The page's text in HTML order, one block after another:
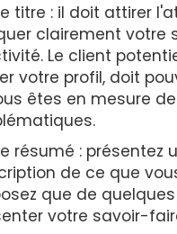
titre : il doit attirer
clairement votre
Le client
votre profil, doit
êtes en mesure
résumé : présentez
de ce que
que de
votre savoir-